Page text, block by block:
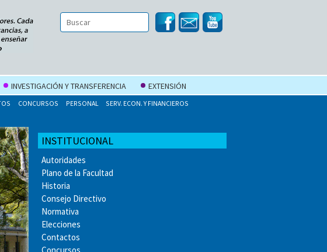
INVESTIGACIÓN Y TRANSFERENCIA EXTENSIÓN
CONCURSOS PERSONAL
SERV. ECON. Y FINANCIEROS
INSTITUCIONAL
Autoridades
Plano de la Facultad
Historia
Consejo Directivo
Normativa
Elecciones
Contactos